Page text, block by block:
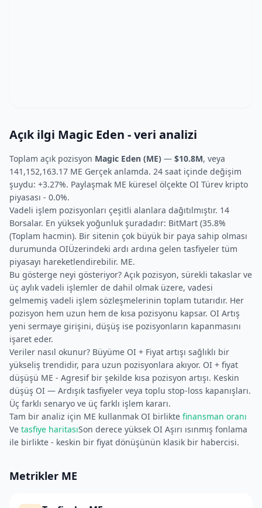
Açık ilgi Magic Eden - veri analizi
Toplam açık pozisyon Magic Eden (ME) — $10.8M, veya
141,152,163.17 ME Gerçek anlamda. 24 saat içinde değişim
şuydu: +3.27%. Paylaşmak ME küresel ölçekte OI Türev kripto
piyasası - 0.0%.
Vadeli işlem pozisyonları çeşitli alanlara dağıtılmıştır. 14
Borsalar. En yüksek yoğunluk şuradadır: BitMart (35.8%
(Toplam hacmin). Bir sitenin çok büyük bir paya sahip olması
durumunda OIÜzerindeki ardı ardına gelen tasfiyeler tüm
piyasayı hareketlendirebilir. ME.
Bu gösterge neyi gösteriyor? Açık pozisyon, sürekli takaslar ve
üç aylık vadeli işlemler de dahil olmak üzere, vadesi
gelmemiş vadeli işlem sözleşmelerinin toplam tutarıdır. Her
pozisyon hem uzun hem de kısa pozisyonu kapsar. OI Artış
yeni sermaye girişini, düşüş ise pozisyonların kapanmasını
işaret eder.
Veriler nasıl okunur? Büyüme OI + Fiyat artışı sağlıklı bir
yükseliş trendidir, para uzun pozisyonlara akıyor. OI + fiyat
düşüşü ME - Agresif bir şekilde kısa pozisyon artışı. Keskin
düşüş OI — Ardışık tasfiyeler veya toplu stop-loss kapanışları.
Üç farklı senaryo ve üç farklı işlem kararı.
Tam bir analiz için ME kullanmak OI birlikte finansman oranı
Ve tasfiye haritasıSon derece yüksek OI Aşırı ısınmış fonlama
ile birlikte - keskin bir fiyat dönüşünün klasik bir habercisi.
Metrikler ME